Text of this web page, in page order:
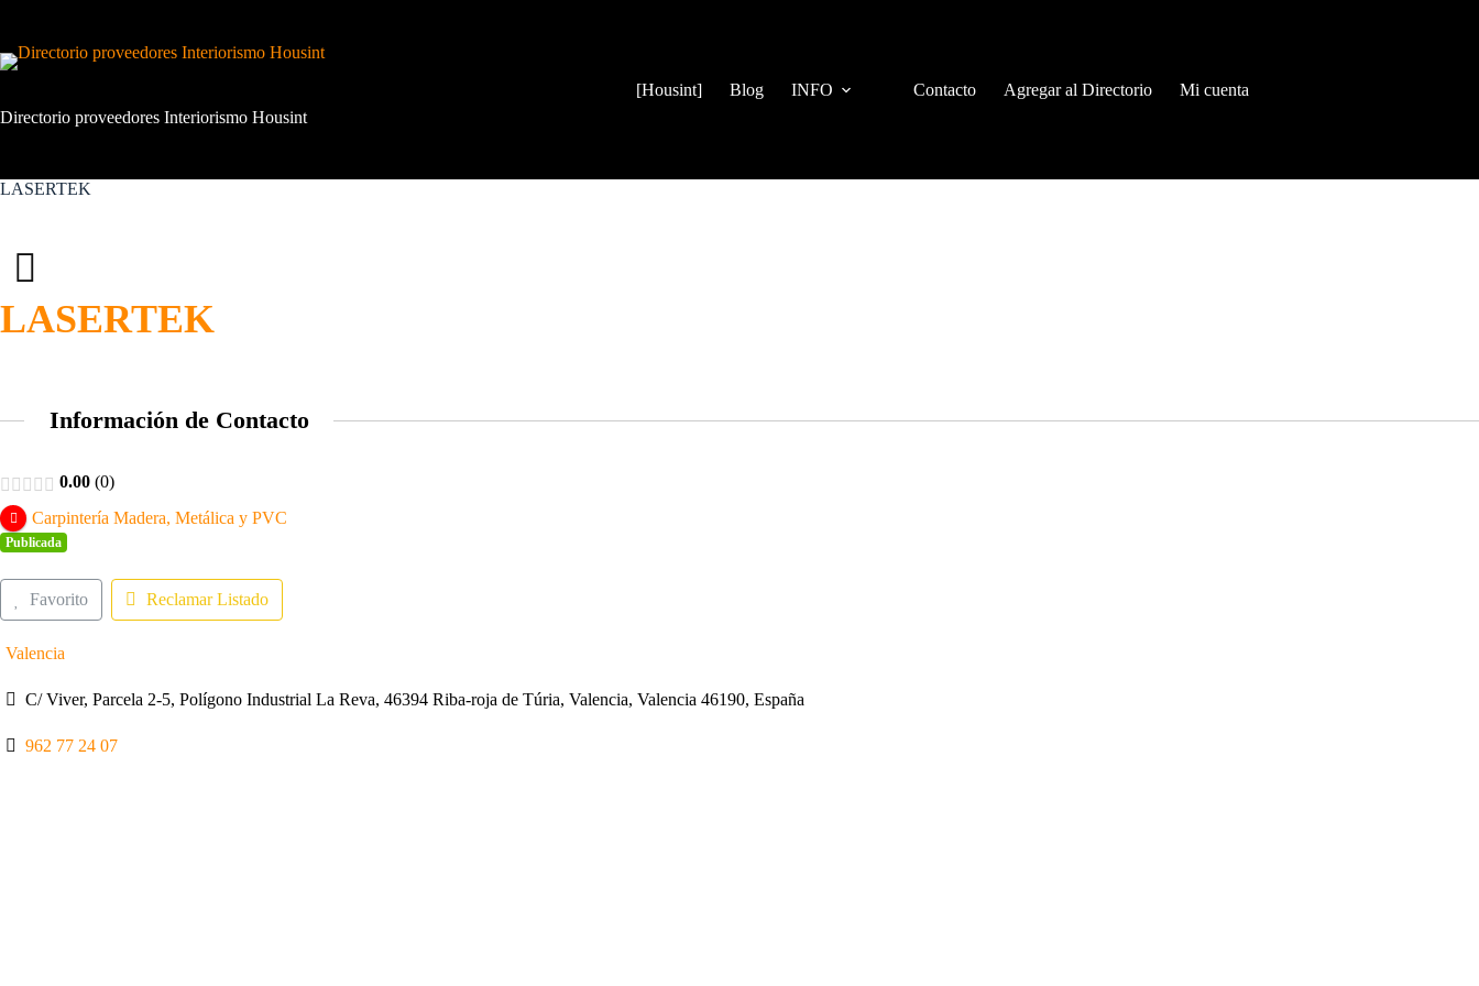
contenido
Directorio proveedores Interiorismo Housint
[Housint] Blog INFO Contacto Agregar al Directorio Mi cuenta
LASERTEK
LASERTEK
Información de Contacto
0.00 0
Carpintería Madera, Metálica y PVC
Publicada
Favorito Reclamar Listado
Valencia
C/ Viver, Parcela 2-5, Polígono Industrial La Reva, 46394 Riba-roja de Túria, Valencia, Valencia 46190, España
962 77 24 07